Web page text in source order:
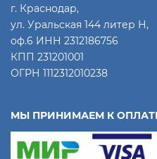
МЫ ПРИНИМАЕМ К
г. Краснодар,
ул. Уральская 144 литер Н,
оф.6 ИНН 2312186756
КПП 231201001
ОГРН 1112312010238